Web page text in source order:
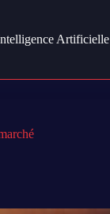
Artificielle